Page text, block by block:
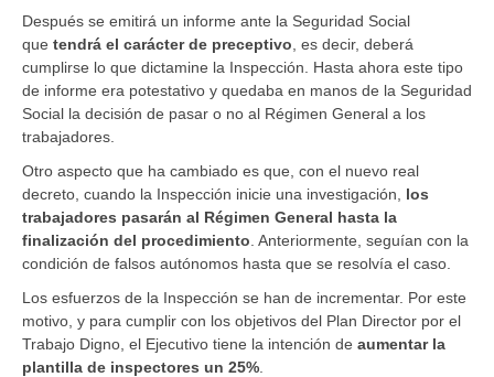
Después se emitirá un informe ante la Seguridad Social
que tendrá el carácter de preceptivo , es decir, deberá
cumplirse lo que dictamine la Inspección. Hasta ahora este tipo
de informe era potestativo y quedaba en manos de la Seguridad
Social la decisión de pasar o no al Régimen General a los
trabajadores.
Otro aspecto que ha cambiado es que, con el nuevo real
decreto, cuando la Inspección inicie una investigación, los
trabajadores pasarán al Régimen General hasta la
finalización del procedimiento . Anteriormente, seguían con la
condición de falsos autónomos hasta que se resolvía el caso.
Los esfuerzos de la Inspección se han de incrementar. Por este
motivo, y para cumplir con los objetivos del Plan Director por el
Trabajo Digno, el Ejecutivo tiene la intención de aumentar la
plantilla de inspectores un 25%